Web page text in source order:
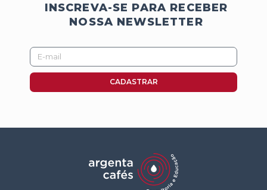
INSCREVA-SE PARA RECEBER
NOSSA NEWSLETTER
E-
mail
CADASTRAR